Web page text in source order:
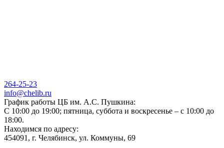
264-25-23
info@chelib.ru
График работы ЦБ им. А.С. Пушкина:
С 10:00 до 19:00; пятница, суббота и воскресенье – с 10:00 до
18:00.
Находимся по адресу:
454091, г. Челябинск, ул. Коммуны, 69